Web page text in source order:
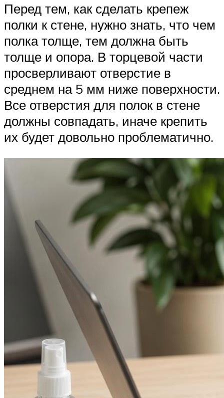
Перед тем, как сделать крепеж
полки к стене, нужно знать, что чем
полка толще, тем должна быть
толще и опора. В торцевой части
просверливают отверстие в
среднем на 5 мм ниже поверхности.
Все отверстия для полок в стене
должны совпадать, иначе крепить
их будет довольно проблематично.